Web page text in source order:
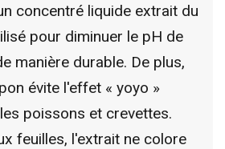
concentré liquide extrait du
pour diminuer le pH de
manière durable. De plus,
évite l'effet « yoyo »
poissons et crevettes.
feuilles, l'extrait ne colore